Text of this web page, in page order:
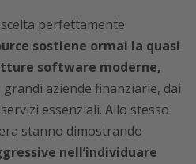
perfettamente
sostiene ormai la quasi
software moderne,
aziende finanziarie, dai
essenziali. Allo stesso
stanno dimostrando
nell’individuare